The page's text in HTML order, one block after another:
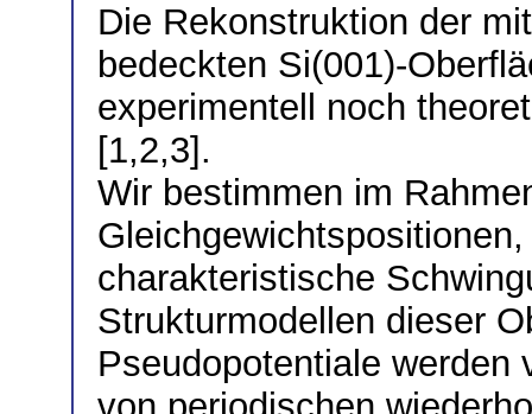
Die Rekonstruktion der
bedeckten Si(001)-
experimentell noch
[1,2,3].
Wir bestimmen im
charakteristische
Strukturmodellen dieser
Pseudopotentiale werden